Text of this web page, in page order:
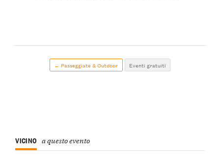
← Passeggiate & Outdoor Eventi gratuiti
VICINO a questo evento